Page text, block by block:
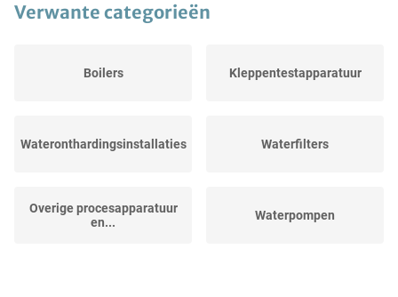
Verwante categorieën
Boilers Kleppentestapparatuur
Wateronthardingsinstallaties Waterfilters
Overige procesapparatuur
en...
Waterpompen